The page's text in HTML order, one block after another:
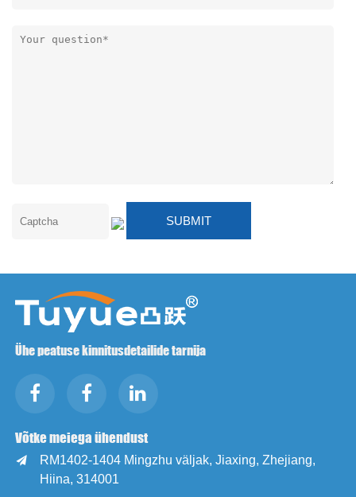
Ühe peatuse kinnitusdetailide tarnija
Võtke meiega ühendust

RM1402-1404 Mingzhu väljak, Jiaxing, Zhejiang,
Hiina, 314001